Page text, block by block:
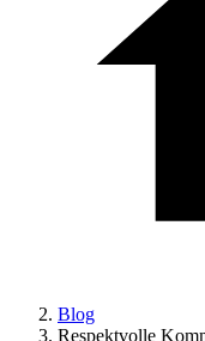
Blog
Respektvolle